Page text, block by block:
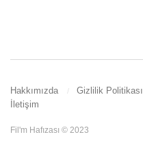
Hakkımızda Gizlilik Politikası
İletişim
Fil'm Hafızası © 2023